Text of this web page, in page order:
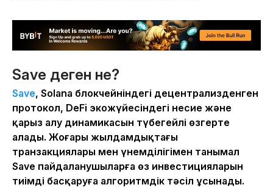
Save деген не?
Save, Solana блокчейніндегі децентрализденген
протокол, DeFi экожүйесіндегі несие және
қарыз алу динамикасын түбегейлі өзгерте
алады. Жоғары жылдамдықтағы
транзакциялары мен үнемділігімен танымал
Save пайдаланушыларға өз инвестицияларын
тиімді басқаруға алгоритмдік тәсіл ұсынады.